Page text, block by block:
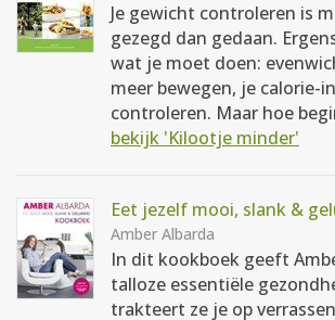
Je gewicht controleren is
gezegd dan gedaan.
wat je moet doen:
meer bewegen, je calorie-
controleren. Maar hoe
bekijk 'Kilootje minder'
Eet jezelf mooi, slank &
Amber Albarda
In dit kookboek geeft
talloze essentiële
trakteert ze je op